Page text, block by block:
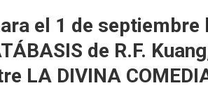
el 1 de septiembre
de R.F.
LA DIVINA